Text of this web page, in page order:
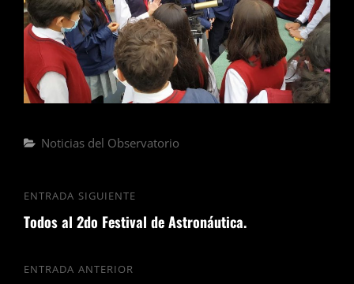
Noticias del Observatorio
ENTRADA ANTERIOR
ENTRADA SIGUIENTE
Todos al 2do Festival de Astronáutica.